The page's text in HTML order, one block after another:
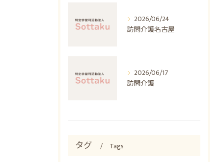
2026/06/24
訪問介護名古屋
2026/06/17
訪問介護
タグ Tags